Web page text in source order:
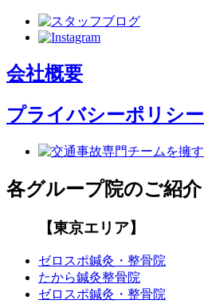
会社概要
プライバシーポリシー
各グループ院のご紹介
【東京エリア】
ゼロスポ鍼灸・整骨院
たから鍼灸整骨院
ゼロスポ鍼灸・整骨院